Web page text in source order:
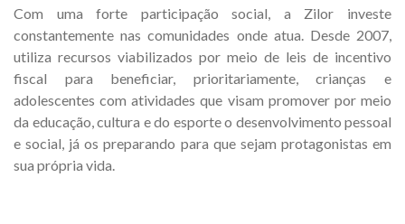
Com uma forte participação social, a Zilor investe
constantemente nas comunidades onde atua. Desde 2007,
utiliza recursos viabilizados por meio de leis de incentivo
fiscal para beneficiar, prioritariamente, crianças e
adolescentes com atividades que visam promover por meio
da educação, cultura e do esporte o desenvolvimento pessoal
e social, já os preparando para que sejam protagonistas em
sua própria vida.